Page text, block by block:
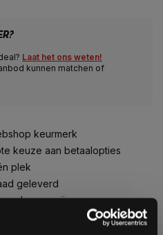
Laat het ons weten!
kunnen matchen of
keurmerk
keuze aan betaalopties
plek
geleverd
scherpe prijs
gym